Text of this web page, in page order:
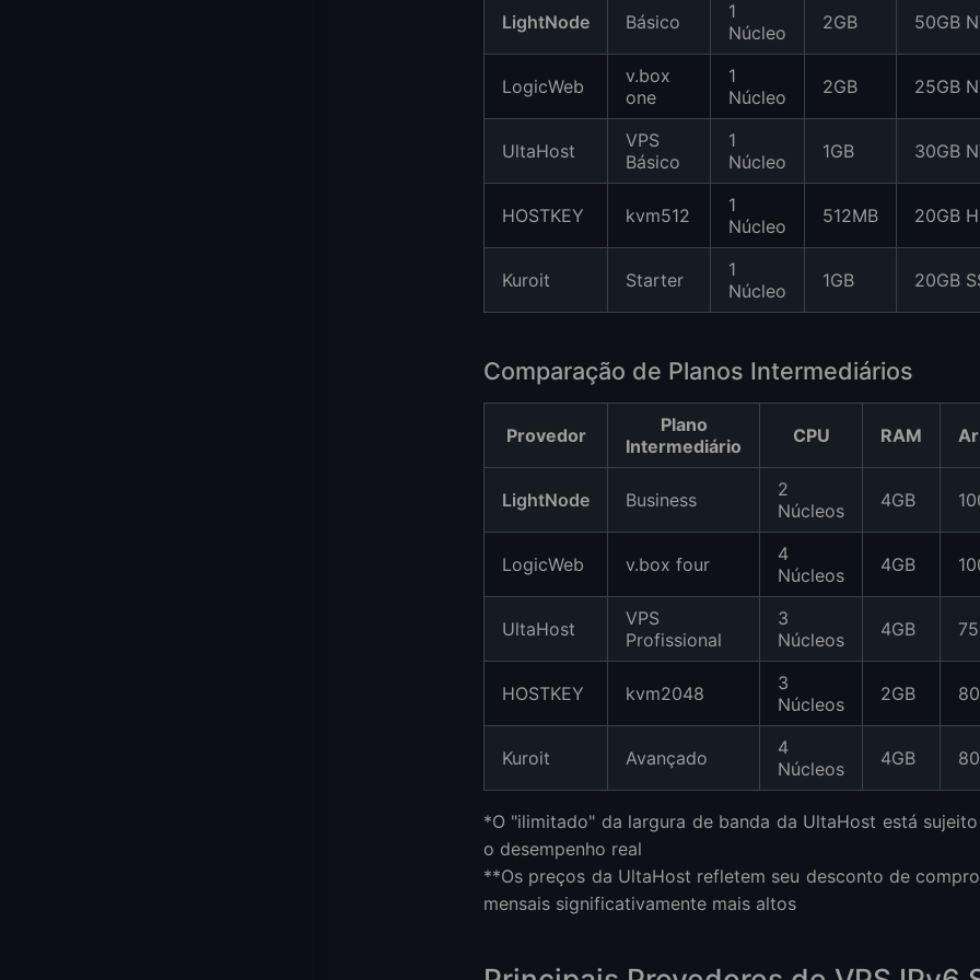
LightNode Básico
1
Núcleo
2GB 50GB
LogicWeb
v.box
one
1
Núcleo
2GB 25GB
UltaHost
VPS
Básico
1
Núcleo
1GB 30GB
HOSTKEY kvm512
1
Núcleo
512MB 20GB
Kuroit Starter
1
Núcleo
1GB 20GB
Comparação de Planos Intermediários
Provedor
Plano
Intermediário
CPU RAM
LightNode Business
2
Núcleos
4GB
LogicWeb v.box four
4
Núcleos
4GB
UltaHost
VPS
Profissional
3
Núcleos
4GB
HOSTKEY kvm2048
3
Núcleos
2GB
Kuroit Avançado
4
Núcleos
4GB
*O "ilimitado" da largura de banda da UltaHost está
o desempenho real
**Os preços da UltaHost refletem seu desconto de
mensais significativamente mais altos